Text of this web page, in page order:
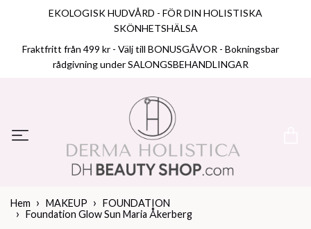
EKOLOGISK HUDVÅRD - FÖR DIN HOLISTISKA
SKÖNHETSHÄLSA
Fraktfritt från 499 kr - Välj till BONUSGÅVOR - Bokningsbar
rådgivning under SALONGSBEHANDLINGAR
Hem MAKEUP
FOUNDATION
Foundation Glow Sun Maria Åkerberg